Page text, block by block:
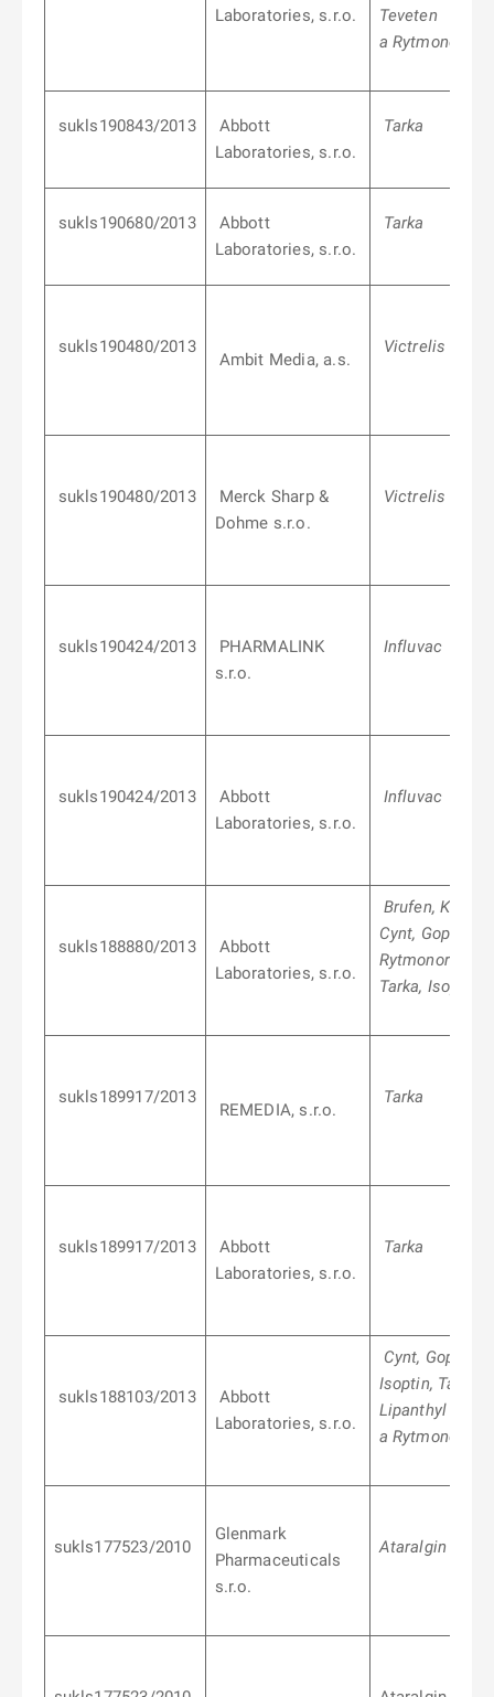
Laboratories, s.r.o.
Teveten
a Rytmonorm
sukls190843/2013
Abbott
Laboratories, s.r.o.
Tarka
sukls190680/2013
Abbott
Laboratories, s.r.o.
Tarka
sukls190480/2013
Ambit Media, a.s.
Victrelis
sukls190480/2013
Merck Sharp &
Dohme s.r.o.
Victrelis
sukls190424/2013
PHARMALINK
s.r.o.
Influvac
sukls190424/2013
Abbott
Laboratories, s.r.o.
Influvac
sukls188880/2013
Abbott
Laboratories, s.r.o.
Brufen, Klacid,
Cynt, Gopten,
Rytmonorm,
Tarka, Isoptin
sukls189917/2013
REMEDIA, s.r.o.
Tarka
sukls189917/2013
Abbott
Laboratories, s.r.o.
Tarka
sukls188103/2013
Abbott
Laboratories, s.r.o.
Cynt, Gopten,
Isoptin, Tarka,
Lipanthyl
a Rytmonorm
sukls177523/2010
Glenmark
Pharmaceuticals
s.r.o.
Ataralgin